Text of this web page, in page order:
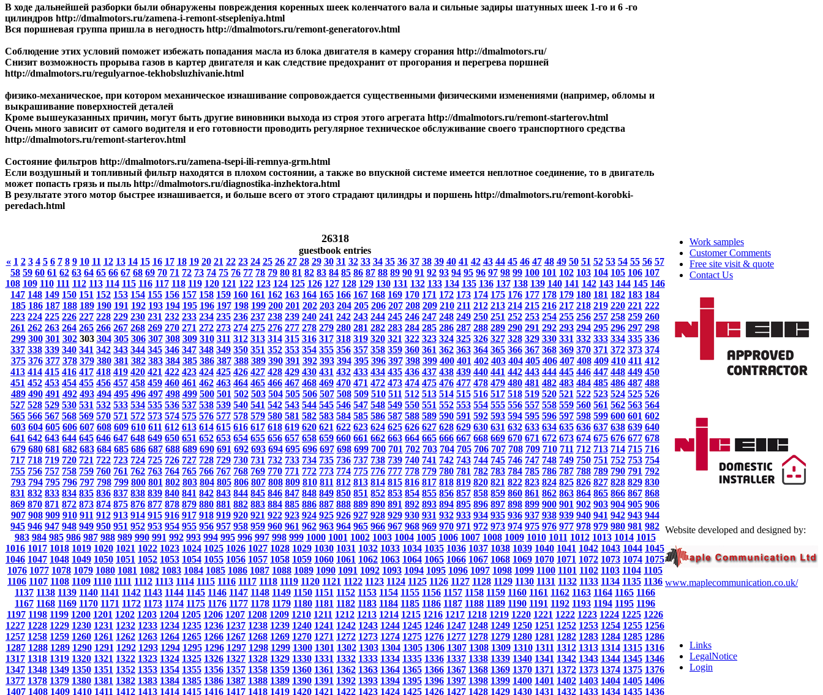
В ходе дальнейшей разборки были обнаружены повреждения коренных шеек коленчатого вала и сильные задиры шатунных шеек 1-го и 6 -го
цилиндров http://dmalmotors.ru/zamena-i-remont-stsepleniya.html
Вся поршневая группа пришла в негодность http://dmalmotors.ru/remont-generatorov.html
Соблюдение этих условий поможет избежать попадания масла из блока двигателя в камеру сгорания http://dmalmotors.ru/
Снизит возможность прорыва газов в картер двигателя и как следствие предохранит от прогорания и перегрева поршней
http://dmalmotors.ru/regulyarnoe-tekhobsluzhivanie.html
физико-механическое, при котором механическое изнашивание сопровождается существенными физическими изменениями (например, обломы и
выкрашивание поверхностей деталей
Кроме вышеуказанных причин, могут быть другие виновники выхода из строя этого агрегата http://dmalmotors.ru/remont-starterov.html
Очень много зависит от самого водителя и его готовности проводить регулярное техническое обслуживание своего транспортного средства
http://dmalmotors.ru/remont-starterov.html
Состояние фильтров http://dmalmotors.ru/zamena-tsepi-ili-remnya-grm.html
Если воздушный и топливный фильтр находятся в плохом состоянии, а также во впускной системе имеется неплотное соединение, то в двигатель
может попасть грязь и пыль http://dmalmotors.ru/diagnostika-inzhektora.html
В результате этого мотор быстрее изнашивается, и больше всего от этого страдают цилиндры и поршень http://dmalmotors.ru/remont-korobki-
peredach.html
26318
guestbook entries
« 1 2 3 4 5 6 7 8 9 10 11 12 13 14 15 16 17 18 19 20 21 22 23 24 25 26 27 28 29 30 31 32 33 34 35 36 37 38 39 40 41 42 43 44 45 46 47 48 49 50 51 52 53 54 55 56 57
58 59 60 61 62 63 64 65 66 67 68 69 70 71 72 73 74 75 76 77 78 79 80 81 82 83 84 85 86 87 88 89 90 91 92 93 94 95 96 97 98 99 100 101 102 103 104 105 106 107
108 109 110 111 112 113 114 115 116 117 118 119 120 121 122 123 124 125 126 127 128 129 130 131 132 133 134 135 136 137 138 139 140 141 142 143 144 145 146
147 148 149 150 151 152 153 154 155 156 157 158 159 160 161 162 163 164 165 166 167 168 169 170 171 172 173 174 175 176 177 178 179 180 181 182 183 184
185 186 187 188 189 190 191 192 193 194 195 196 197 198 199 200 201 202 203 204 205 206 207 208 209 210 211 212 213 214 215 216 217 218 219 220 221 222
223 224 225 226 227 228 229 230 231 232 233 234 235 236 237 238 239 240 241 242 243 244 245 246 247 248 249 250 251 252 253 254 255 256 257 258 259 260
261 262 263 264 265 266 267 268 269 270 271 272 273 274 275 276 277 278 279 280 281 282 283 284 285 286 287 288 289 290 291 292 293 294 295 296 297 298
299 300 301 302303 304 305 306 307 308 309 310 311 312 313 314 315 316 317 318 319 320 321 322 323 324 325 326 327 328 329 330 331 332 333 334 335 336
337 338 339 340 341 342 343 344 345 346 347 348 349 350 351 352 353 354 355 356 357 358 359 360 361 362 363 364 365 366 367 368 369 370 371 372 373 374
375 376 377 378 379 380 381 382 383 384 385 386 387 388 389 390 391 392 393 394 395 396 397 398 399 400 401 402 403 404 405 406 407 408 409 410 411 412
413 414 415 416 417 418 419 420 421 422 423 424 425 426 427 428 429 430 431 432 433 434 435 436 437 438 439 440 441 442 443 444 445 446 447 448 449 450
451 452 453 454 455 456 457 458 459 460 461 462 463 464 465 466 467 468 469 470 471 472 473 474 475 476 477 478 479 480 481 482 483 484 485 486 487 488
489 490 491 492 493 494 495 496 497 498 499 500 501 502 503 504 505 506 507 508 509 510 511 512 513 514 515 516 517 518 519 520 521 522 523 524 525 526
527 528 529 530 531 532 533 534 535 536 537 538 539 540 541 542 543 544 545 546 547 548 549 550 551 552 553 554 555 556 557 558 559 560 561 562 563 564
565 566 567 568 569 570 571 572 573 574 575 576 577 578 579 580 581 582 583 584 585 586 587 588 589 590 591 592 593 594 595 596 597 598 599 600 601 602
603 604 605 606 607 608 609 610 611 612 613 614 615 616 617 618 619 620 621 622 623 624 625 626 627 628 629 630 631 632 633 634 635 636 637 638 639 640
641 642 643 644 645 646 647 648 649 650 651 652 653 654 655 656 657 658 659 660 661 662 663 664 665 666 667 668 669 670 671 672 673 674 675 676 677 678
679 680 681 682 683 684 685 686 687 688 689 690 691 692 693 694 695 696 697 698 699 700 701 702 703 704 705 706 707 708 709 710 711 712 713 714 715 716
717 718 719 720 721 722 723 724 725 726 727 728 729 730 731 732 733 734 735 736 737 738 739 740 741 742 743 744 745 746 747 748 749 750 751 752 753 754
755 756 757 758 759 760 761 762 763 764 765 766 767 768 769 770 771 772 773 774 775 776 777 778 779 780 781 782 783 784 785 786 787 788 789 790 791 792
793 794 795 796 797 798 799 800 801 802 803 804 805 806 807 808 809 810 811 812 813 814 815 816 817 818 819 820 821 822 823 824 825 826 827 828 829 830
831 832 833 834 835 836 837 838 839 840 841 842 843 844 845 846 847 848 849 850 851 852 853 854 855 856 857 858 859 860 861 862 863 864 865 866 867 868
869 870 871 872 873 874 875 876 877 878 879 880 881 882 883 884 885 886 887 888 889 890 891 892 893 894 895 896 897 898 899 900 901 902 903 904 905 906
907 908 909 910 911 912 913 914 915 916 917 918 919 920 921 922 923 924 925 926 927 928 929 930 931 932 933 934 935 936 937 938 939 940 941 942 943 944
945 946 947 948 949 950 951 952 953 954 955 956 957 958 959 960 961 962 963 964 965 966 967 968 969 970 971 972 973 974 975 976 977 978 979 980 981 982
983 984 985 986 987 988 989 990 991 992 993 994 995 996 997 998 999 1000 1001 1002 1003 1004 1005 1006 1007 1008 1009 1010 1011 1012 1013 1014 1015
1016 1017 1018 1019 1020 1021 1022 1023 1024 1025 1026 1027 1028 1029 1030 1031 1032 1033 1034 1035 1036 1037 1038 1039 1040 1041 1042 1043 1044 1045
1046 1047 1048 1049 1050 1051 1052 1053 1054 1055 1056 1057 1058 1059 1060 1061 1062 1063 1064 1065 1066 1067 1068 1069 1070 1071 1072 1073 1074 1075
1076 1077 1078 1079 1080 1081 1082 1083 1084 1085 1086 1087 1088 1089 1090 1091 1092 1093 1094 1095 1096 1097 1098 1099 1100 1101 1102 1103 1104 1105
1106 1107 1108 1109 1110 1111 1112 1113 1114 1115 1116 1117 1118 1119 1120 1121 1122 1123 1124 1125 1126 1127 1128 1129 1130 1131 1132 1133 1134 1135 1136
1137 1138 1139 1140 1141 1142 1143 1144 1145 1146 1147 1148 1149 1150 1151 1152 1153 1154 1155 1156 1157 1158 1159 1160 1161 1162 1163 1164 1165 1166
1167 1168 1169 1170 1171 1172 1173 1174 1175 1176 1177 1178 1179 1180 1181 1182 1183 1184 1185 1186 1187 1188 1189 1190 1191 1192 1193 1194 1195 1196
1197 1198 1199 1200 1201 1202 1203 1204 1205 1206 1207 1208 1209 1210 1211 1212 1213 1214 1215 1216 1217 1218 1219 1220 1221 1222 1223 1224 1225 1226
1227 1228 1229 1230 1231 1232 1233 1234 1235 1236 1237 1238 1239 1240 1241 1242 1243 1244 1245 1246 1247 1248 1249 1250 1251 1252 1253 1254 1255 1256
1257 1258 1259 1260 1261 1262 1263 1264 1265 1266 1267 1268 1269 1270 1271 1272 1273 1274 1275 1276 1277 1278 1279 1280 1281 1282 1283 1284 1285 1286
1287 1288 1289 1290 1291 1292 1293 1294 1295 1296 1297 1298 1299 1300 1301 1302 1303 1304 1305 1306 1307 1308 1309 1310 1311 1312 1313 1314 1315 1316
1317 1318 1319 1320 1321 1322 1323 1324 1325 1326 1327 1328 1329 1330 1331 1332 1333 1334 1335 1336 1337 1338 1339 1340 1341 1342 1343 1344 1345 1346
1347 1348 1349 1350 1351 1352 1353 1354 1355 1356 1357 1358 1359 1360 1361 1362 1363 1364 1365 1366 1367 1368 1369 1370 1371 1372 1373 1374 1375 1376
1377 1378 1379 1380 1381 1382 1383 1384 1385 1386 1387 1388 1389 1390 1391 1392 1393 1394 1395 1396 1397 1398 1399 1400 1401 1402 1403 1404 1405 1406
1407 1408 1409 1410 1411 1412 1413 1414 1415 1416 1417 1418 1419 1420 1421 1422 1423 1424 1425 1426 1427 1428 1429 1430 1431 1432 1433 1434 1435 1436
Work samples
Customer Comments
Free site visit & quote
Contact Us
Website developed and designed by:
www.maplecommunication.co.uk/
Links
LegalNotice
Login